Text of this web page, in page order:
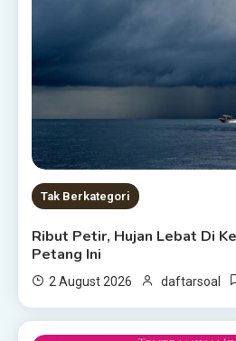
Tak Berkategori
Ribut Petir, Hujan Lebat Di
Petang Ini
2 August 2026 daftarsoal